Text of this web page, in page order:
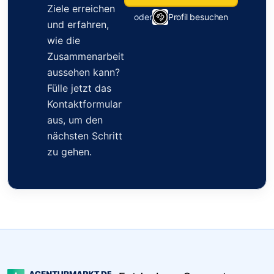
Ziele erreichen
und erfahren,
wie die
Zusammenarbeit
aussehen kann?
Fülle jetzt das
Kontaktformular
aus, um den
nächsten Schritt
zu gehen.
oder Profil besuchen